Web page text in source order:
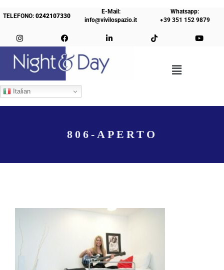
TELEFONO:0242107330
E-Mail:
info@vivilospazio.it
Whatsapp:
+39 351 152 9879
Italian
806-APERTO